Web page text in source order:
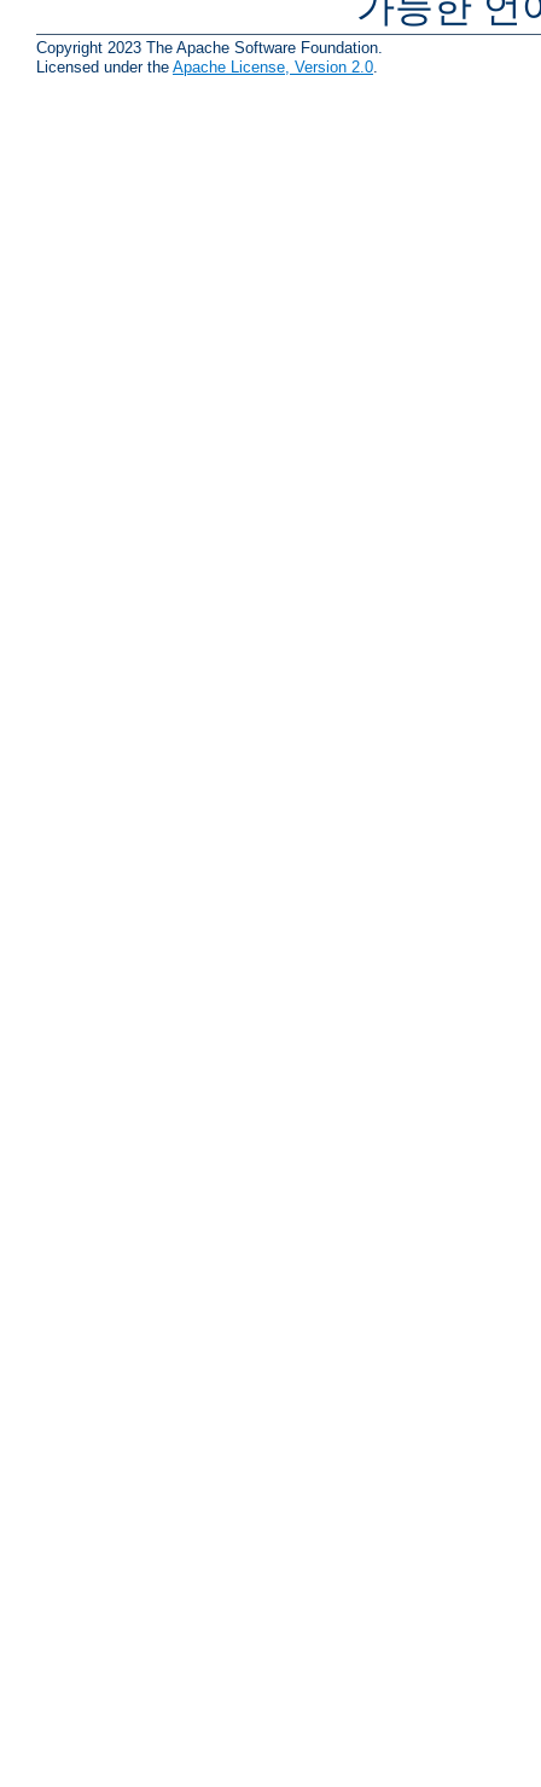
Copyright 2023 The Apache Software Foundation.
Licensed under the Apache License, Version 2.0.